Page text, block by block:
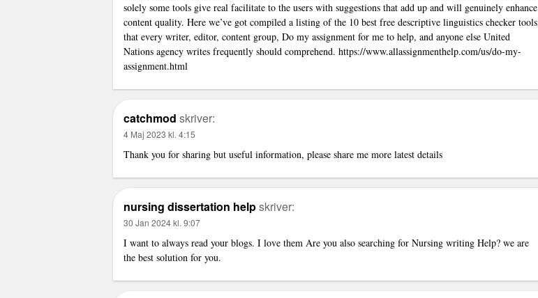
solely some tools give real facilitate to the users with suggestions that add up and will genuinely enhance
content quality. Here we’ve got compiled a listing of the 10 best free descriptive linguistics checker tools
that every writer, editor, content group, Do my assignment for me to help, and anyone else United
Nations agency writes frequently should comprehend. https://www.allassignmenthelp.com/us/do-my-
assignment.html
catchmod skriver:
4 Maj 2023 kl. 4:15
Thank you for sharing but useful information, please share me more latest details
nursing dissertation helpskriver:
30 Jan 2024 kl. 9:07
I want to always read your blogs. I love them Are you also searching for Nursing writing Help? we are
the best solution for you.